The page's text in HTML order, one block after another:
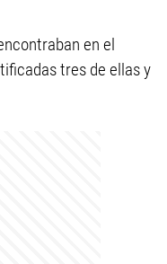
en el
tres de ellas y